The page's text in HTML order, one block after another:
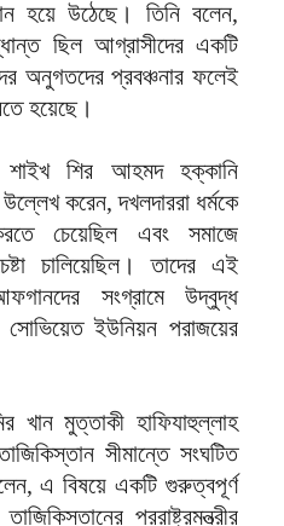
হয়ে উঠেছে। তিনি বলেন,
ছিল আগ্রাসীদের একটি
অনুগতদের প্রবঞ্চনার ফলেই
হয়েছে।
শির আহমদ হক্কানি
করেন, দখলদাররা ধর্মকে
চেয়েছিল এবং সমাজে
চালিয়েছিল। তাদের এই
সংগ্রামে উদ্বুদ্ধ
ইউনিয়ন পরাজয়ের
খান মুত্তাকী হাফিযাহুল্লাহ
সীমান্তে সংঘটিত
এ বিষয়ে একটি গুরুত্বপূর্ণ
পররাষ্ট্রমন্ত্রীর